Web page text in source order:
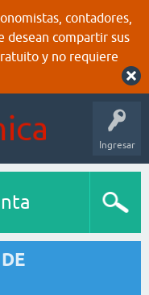
contadores,
desean compartir sus
y no requiere
Ingresar